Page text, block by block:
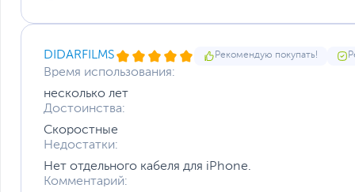
DIDARFILMS Рекомендую покупать!
Время использования:
несколько лет
Достоинства:
Скоростные
Недостатки:
Нет отдельного кабеля для iPhone.
Комментарий: